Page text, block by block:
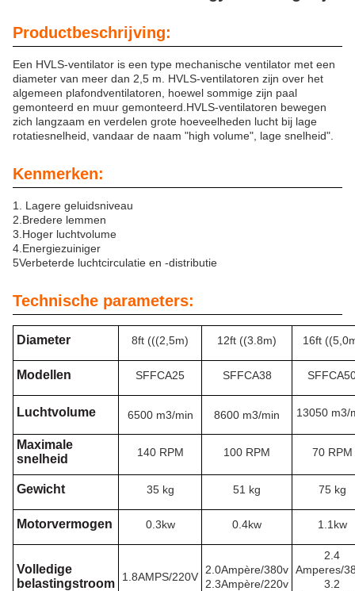
Productbeschrijving:
Een HVLS-ventilator is een type mechanische ventilator met een
diameter van meer dan 2,5 m. HVLS-ventilatoren zijn over het
algemeen plafondventilatoren, hoewel sommige zijn paal
gemonteerd en muur gemonteerd.HVLS-ventilatoren bewegen
zich langzaam en verdelen grote hoeveelheden lucht bij lage
rotatiesnelheid, vandaar de naam "high volume", lage snelheid".
Kenmerken:
1. Lagere geluidsniveau
2. Bredere lemmen
3. Hoger luchtvolume
4. Energiezuiniger
5Verbeterde luchtcirculatie en -distributie
Technische parameters:
Diameter 8ft (((2,5m) 12ft ((3.8m) 16ft
Modellen SFFCA25 SFFCA38
Luchtvolume 6500 m3/min 8600 m3/min 13050 m3/
Maximale
snelheid
140 RPM 100 RPM 70 RPM
Gewicht 35 kg 51 kg 75 kg
Motorvermogen 0.3kw 0.4kw 1.1kw
Volledige
belastingstroom
1.8AMPS/220V
2.0Ampère/380v
2.3Ampère/220v
2.4
Amperes/
3.2